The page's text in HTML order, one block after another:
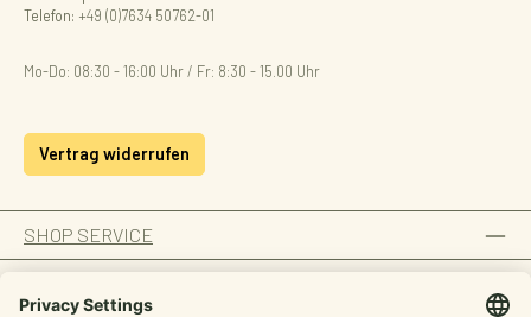
Telefon: +49 (0)7634 50762-01
Mo-Do: 08:30 - 16:00 Uhr / Fr: 8:30 - 15.00 Uhr
Vertrag widerrufen
SHOP SERVICE